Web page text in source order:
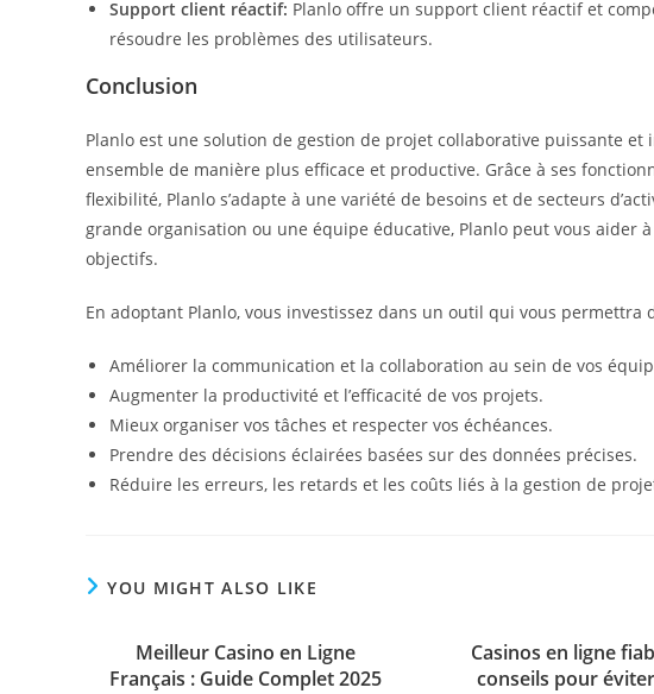
Support client réactif: Planlo offre un support client réactif et
résoudre les problèmes des utilisateurs.
Conclusion
Planlo est une solution de gestion de projet collaborative puissante
ensemble de manière plus efficace et productive. Grâce à ses
flexibilité, Planlo s’adapte à une variété de besoins et de secteurs
grande organisation ou une équipe éducative, Planlo peut vous aider
objectifs.
En adoptant Planlo, vous investissez dans un outil qui vous permettra
Améliorer la communication et la collaboration au sein de vos
Augmenter la productivité et l’efficacité de vos projets.
Mieux organiser vos tâches et respecter vos échéances.
Prendre des décisions éclairées basées sur des données précises.
Réduire les erreurs, les retards et les coûts liés à la gestion de
YOU MIGHT ALSO LIKE
Meilleur Casino en Ligne
Français : Guide Complet 2025
Casinos en ligne
conseils pour